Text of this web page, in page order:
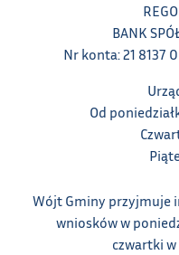
BANK
Nr konta: 21 8137
Od
Wójt Gminy przyjmuje
wniosków w
czwartki w